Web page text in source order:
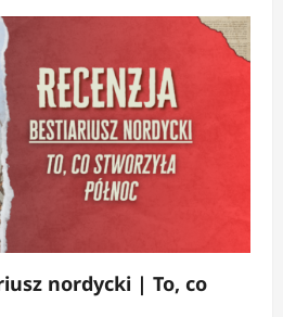
nordycki | To, co